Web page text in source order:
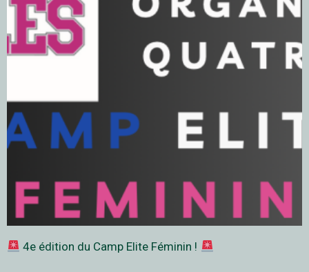
4e édition du Camp Elite Féminin !